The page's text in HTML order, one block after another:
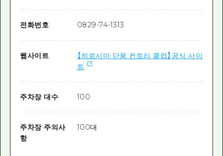
전화번호 0829-74-1313
웹사이트
【히로시마 단풍 컨트리 클럽】공식 사이
트
주차장 대수 100
주차장 주의사
항
100대